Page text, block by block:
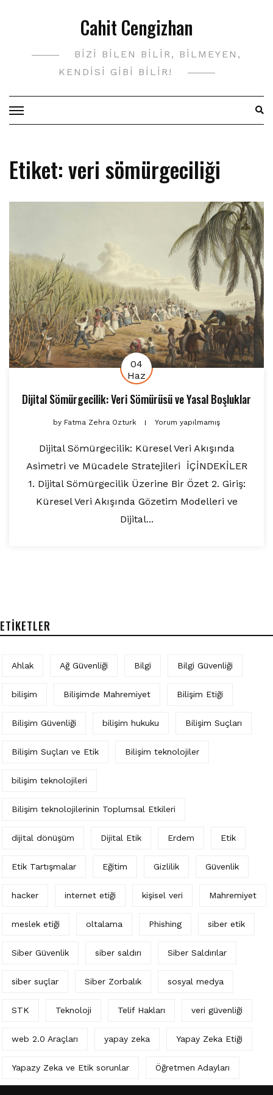
Cahit Cengizhan
BIZI BILEN BILIR, BILMEYEN,
KENDISI GIBI BILIR!
Etiket:veri sömürgeciliği
04
Haz
Dijital Sömürgecilik: Veri Sömürüsü ve Yasal Boşluklar
by Fatma Zehra Ozturk Yorum yapılmamış
Dijital Sömürgecilik: Küresel Veri Akışında
Asimetri ve Mücadele Stratejileri İÇİNDEKİLER
1. Dijital Sömürgecilik Üzerine Bir Özet 2. Giriş:
Küresel Veri Akışında Gözetim Modelleri ve
Dijital...
ETIKETLER
Ahlak Ağ Güvenliği Bilgi Bilgi Güvenliği
bilişim Bilişimde Mahremiyet Bilişim Etiği
Bilişim Güvenliği bilişim hukuku Bilişim Suçları
Bilişim Suçları ve Etik Bilişim teknolojiler
bilişim teknolojileri
Bilişim teknolojilerinin Toplumsal Etkileri
dijital dönüşüm Dijital Etik Erdem Etik
Etik Tartışmalar Eğitim Gizlilik Güvenlik
hacker internet etiği kişisel veri Mahremiyet
meslek etiği oltalama Phishing siber etik
Siber Güvenlik siber saldırı Siber Saldırılar
siber suçlar Siber Zorbalık sosyal medya
STK Teknoloji Telif Hakları veri güvenliği
web 2.0 Araçları yapay zeka Yapay Zeka Etiği
Yapazy Zeka ve Etik sorunlar Öğretmen Adayları